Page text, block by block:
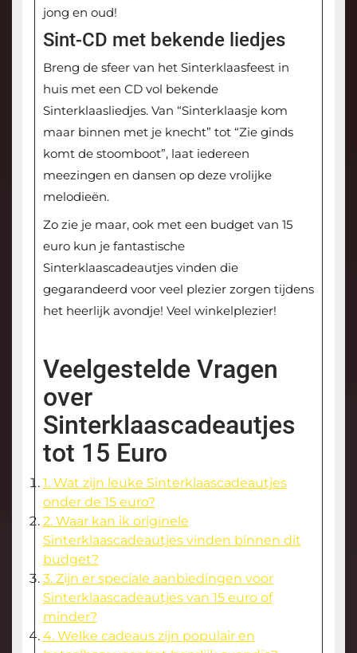
jong en oud!
Sint-CD met bekende liedjes
Breng de sfeer van het Sinterklaasfeest in
huis met een CD vol bekende
Sinterklaasliedjes. Van “Sinterklaasje kom
maar binnen met je knecht” tot “Zie ginds
komt de stoomboot”, laat iedereen
meezingen en dansen op deze vrolijke
melodieën.
Zo zie je maar, ook met een budget van 15
euro kun je fantastische
Sinterklaascadeautjes vinden die
gegarandeerd voor veel plezier zorgen tijdens
het heerlijk avondje! Veel winkelplezier!
Veelgestelde Vragen
over
Sinterklaascadeautjes
tot 15 Euro
1. Wat zijn leuke Sinterklaascadeautjes
onder de 15 euro?
2. Waar kan ik originele
Sinterklaascadeautjes vinden binnen dit
budget?
3. Zijn er speciale aanbiedingen voor
Sinterklaascadeautjes van 15 euro of
minder?
4. Welke cadeaus zijn populair en